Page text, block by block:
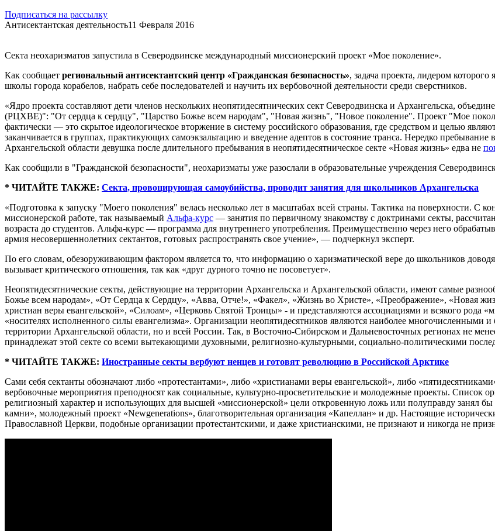
Подписаться на рассылку
Антисектантская деятельность11 Февраля 2016
Секта неохаризматов запустила в Северодвинске международный миссионерский проект «Мое поколение».
Как сообщает региональный антисектантский центр «Гражданская безопасность», задача проекта, лидером
школы города корабелов, набрать себе последователей и научить их вербовочной деятельности среди сверстников.
«Ядро проекта составляют дети членов нескольких неопятидесятнических сект Северодвинска и Архангельска,
(РЦХВЕ)": "От сердца к сердцу", "Царство Божье всем народам", "Новая жизнь", "Новое поколение". Проект "Мое
фактически — это скрытое идеологическое вторжение в систему российского образования, где средством и целью
заканчивается в группах, практикующих самоэкзальтацию и введение адептов в состояние транса. Нередко пребывание
Архангельской области девушка после длительного пребывания в неопятидесятническое секте «Новая жизнь» едва не
Как сообщили в "Гражданской безопасности", неохаризматы уже разослали в образовательные учреждения
* ЧИТАЙТЕ ТАКЖЕ: Секта, провоцирующая самоубийства, проводит занятия для школьников Архангельска
«Подготовка к запуску "Моего поколения" велась несколько лет в масштабах всей страны. Тактика на поверхности. С
миссионерской работе, так называемый Альфа-курс — занятия по первичному знакомству с доктринами секты,
возраста до студентов. Альфа-курс — программа для внутреннего употребления. Преимущественно через него
армия несовершеннолетних сектантов, готовых распространять свое учение», — подчеркнул эксперт.
По его словам, обезоруживающим фактором является то, что информацию о харизматической вере до школьников
вызывает критического отношения, так как «друг дурного точно не посоветует».
Неопятидесятнические секты, действующие на территории Архангельска и Архангельской области, имеют самые
Божье всем народам», «От Сердца к Сердцу», «Авва, Отче!», «Факел», «Жизнь во Христе», «Преображение», «Новая
христиан веры евангельской», «Силоам», «Церковь Святой Троицы» - и представляются ассоциациями и всякого рода
«носителях исполненного силы евангелизма». Организации неопятидесятников являются наиболее многочисленными
территории Архангельской области, но и всей России. Так, в Восточно-Сибирском и Дальневосточных регионах не
принадлежат этой секте со всеми вытекающими духовными, религиозно-культурными, социально-политическими
* ЧИТАЙТЕ ТАКЖЕ: Иностранные секты вербуют ненцев и готовят революцию в Российской Арктике
Сами себя сектанты обозначают либо «протестантами», либо «христианами веры евангельской», либо
вербовочные мероприятия преподносят как социальные, культурно-просветительские и молодежные проекты. Список
религиозный характер и использующих для высшей «миссионерской» цели откровенную ложь или полуправду занял
камни», молодежный проект «Newgenerations», благотворительная организация «Капеллан» и др. Настоящие
Православной Церкви, подобные организации протестантскими, и даже христианскими, не признают и никогда не